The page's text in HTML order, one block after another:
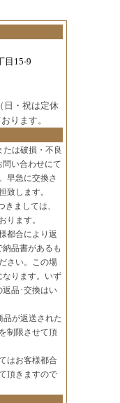
15-9
日・祝は定休
ります。
は破損・不良
い合わせにて
早急に交換さ
致します。
ましては、
ります。
都合により返
品書があるも
さい。この場
なります。いず
品･交換はい
品が返送された
制限させて頂
はお客様都合
頂きますので